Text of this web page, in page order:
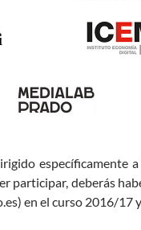
específicamente
participar, deberás
en el curso 2016/17